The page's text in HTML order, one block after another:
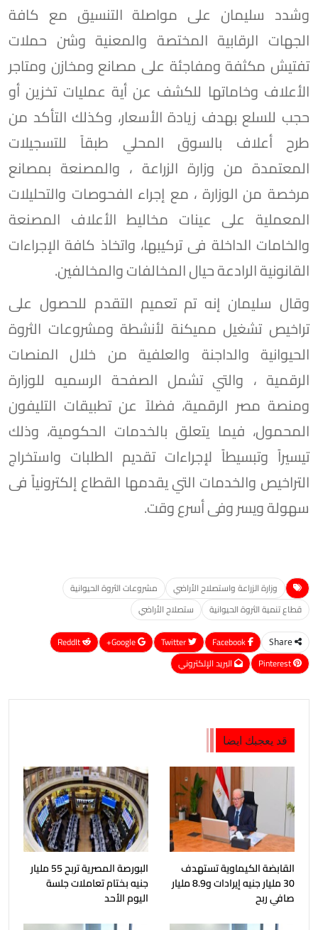
وشدد سليمان على مواصلة التنسيق مع كافة
الجهات الرقابية المختصة والمعنية وشن حملات
تفتيش مكثفة ومفاجئة على مصانع ومخازن ومتاجر
الأعلاف وخاماتها للكشف عن أية عمليات تخزين أو
حجب للسلع بهدف زيادة الأسعار، وكذلك التأكد من
طرح أعلاف بالسوق المحلي طبقاً للتسجيلات
المعتمدة من وزارة الزراعة ، والمصنعة بمصانع
مرخصة من الوزارة ، مع إجراء الفحوصات والتحليلات
المعملية على عينات مخاليط الأعلاف المصنعة
والخامات الداخلة فى تركيبها، واتخاذ كافة الإجراءات
القانونية الرادعة حيال المخالفات والمخالفين.
وقال سليمان إنه تم تعميم التقدم للحصول على
تراخيص تشغيل مميكنة لأنشطة ومشروعات الثروة
الحيوانية والداجنة والعلفية من خلال المنصات
الرقمية ، والتي تشمل الصفحة الرسميه للوزارة
ومنصة مصر الرقمية، فضلاً عن تطبيقات التليفون
المحمول، فيما يتعلق بالخدمات الحكومية، وذلك
تيسيراً وتبسيطاً لإجراءات تقديم الطلبات واستخراج
التراخيص والخدمات التي يقدمها القطاع إلكترونياً فى
سهولة ويسر وفى أسرع وقت.
وزارة الزراعة واستصلاح الأراضي
مشروعات الثروة الحيوانية
قطاع تنمية الثروة الحيوانية
ستصلاح الأراضي
Share
Google+
ReddIt
Pinterest
البريد الإلكتروني
قد يعجبك ايضا
القابضة الكيماوية تستهدف
30 مليار جنيه إيرادات و8.9 مليار
صافي ربح
البورصة المصرية تربح 55 مليار
جنيه بختام تعاملات جلسة
اليوم الأحد